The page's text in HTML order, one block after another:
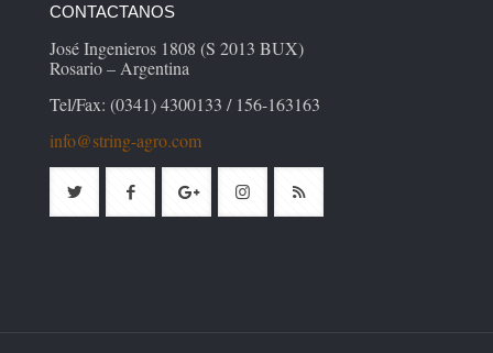
CONTACTANOS
José Ingenieros 1808 (S 2013 BUX)
Rosario – Argentina
Tel/Fax: (0341) 4300133 / 156-163163
info@string-agro.com